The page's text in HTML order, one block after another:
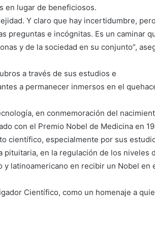
en lugar de beneficiosos.
Y claro que hay incertidumbre, pero
preguntas e incógnitas. Es un caminar
y de la sociedad en su conjunto”,
a través de sus estudios e
a permanecer inmersos en el
en conmemoración del
con el Premio Nobel de Medicina en
científico, especialmente por sus
en la regulación de los niveles
latinoamericano en recibir un Nobel en
Científico, como un homenaje a